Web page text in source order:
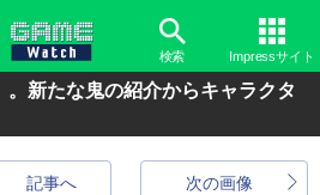
検索 Impressサイト
。新たな鬼の紹介からキャラクタ
次の画像
記事へ